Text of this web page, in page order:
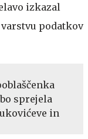
izkazal
podatkov
sprejela
in